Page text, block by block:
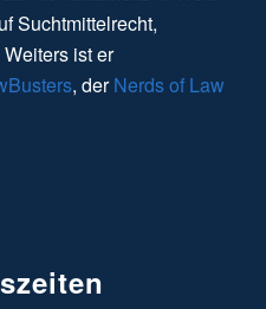
Suchtmittelrecht,
ist er
, derNerds of Law